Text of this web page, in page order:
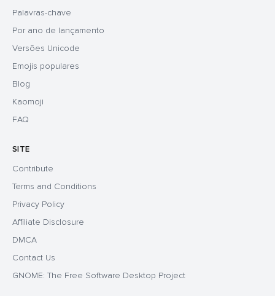
Palavras-chave
Por ano de lançamento
Versões Unicode
Emojis populares
Blog
Kaomoji
FAQ
SITE
Contribute
Terms and Conditions
Privacy Policy
Affiliate Disclosure
DMCA
Contact Us
GNOME: The Free Software Desktop Project